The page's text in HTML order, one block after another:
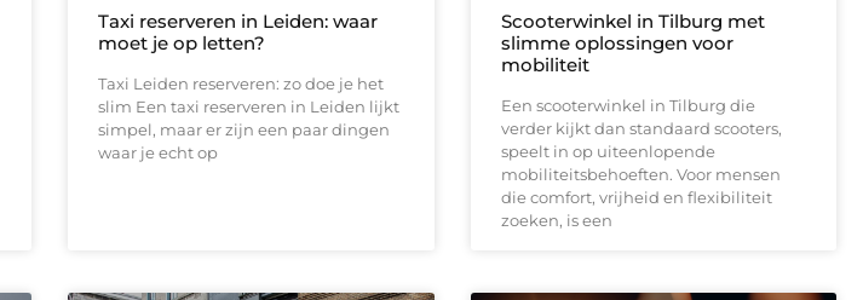
Taxi reserveren in Leiden: waar
moet je op letten?
Taxi Leiden reserveren: zo doe je het
slim Een taxi reserveren in Leiden lijkt
simpel, maar er zijn een paar dingen
waar je echt op
Scooterwinkel in Tilburg met
slimme oplossingen voor
mobiliteit
Een scooterwinkel in Tilburg die
verder kijkt dan standaard scooters,
speelt in op uiteenlopende
mobiliteitsbehoeften. Voor mensen
die comfort, vrijheid en flexibiliteit
zoeken, is een